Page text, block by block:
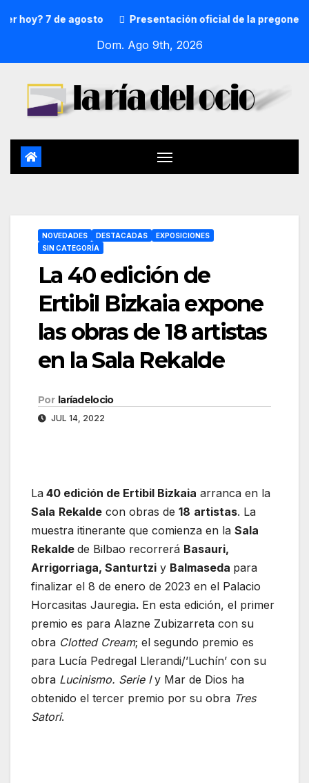
7 de agosto Presentación oficial de la pregonera y
Dom. Ago 9th, 2026
NOVEDADES DESTACADAS
EXPOSICIONES
SIN CATEGORÍA
La 40 edición de
Ertibil Bizkaia expone
las obras de 18 artistas
en la Sala Rekalde
Por laríadelocio
JUL 14, 2022
La 40 edición de Ertibil Bizkaia arranca en la
Sala Rekalde con obras de 18 artistas. La
muestra itinerante que comienza en la Sala
Rekalde de Bilbao recorrerá Basauri,
Arrigorriaga, Santurtzi y Balmaseda para
finalizar el 8 de enero de 2023 en el Palacio
Horcasitas Jauregia. En esta edición, el primer
premio es para Alazne Zubizarreta con su
obra Clotted Cream; el segundo premio es
para Lucía Pedregal Llerandi/’Luchín’ con su
obra Lucinismo. Serie Iy Mar de Dios ha
obtenido el tercer premio por su obra Tres
Satori.